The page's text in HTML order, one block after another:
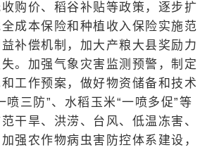
购价、稻谷补贴等政策，逐步扩
成本保险和种植收入保险实施范
补偿机制，加大产粮大县奖励力
。加强气象灾害监测预警，制定
工作预案，做好物资储备和技术
喷三防”、水稻玉米“一喷多促”等
干旱、洪涝、台风、低温冻害、
强农作物病虫害防控体系建设，